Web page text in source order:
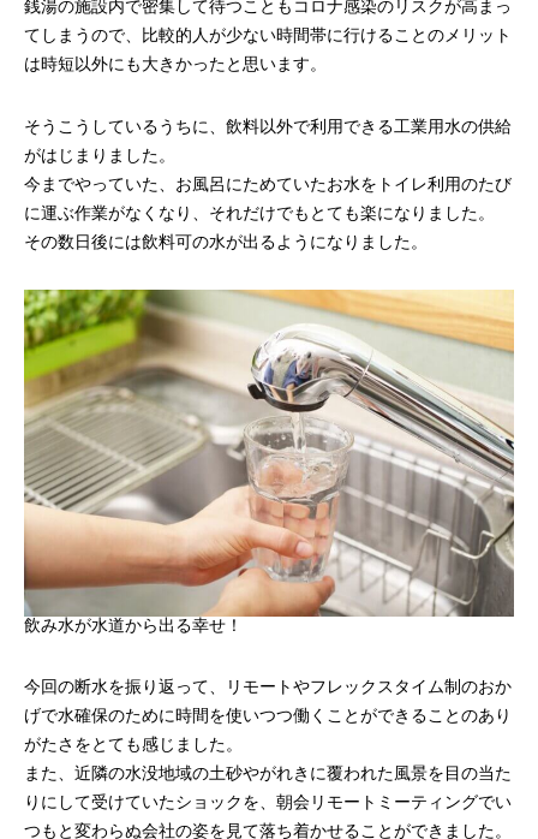
銭湯の施設内で密集して待つこともコロナ感染のリスクが高まっ
てしまうので、比較的人が少ない時間帯に行けることのメリット
は時短以外にも大きかったと思います。
そうこうしているうちに、飲料以外で利用できる工業用水の供給
がはじまりました。
今までやっていた、お風呂にためていたお水をトイレ利用のたび
に運ぶ作業がなくなり、それだけでもとても楽になりました。
その数日後には飲料可の水が出るようになりました。
飲み水が水道から出る幸せ！
今回の断水を振り返って、リモートやフレックスタイム制のおか
げで水確保のために時間を使いつつ働くことができることのあり
がたさをとても感じました。
また、近隣の水没地域の土砂やがれきに覆われた風景を目の当た
りにして受けていたショックを、朝会リモートミーティングでい
つもと変わらぬ会社の姿を見て落ち着かせることができました。